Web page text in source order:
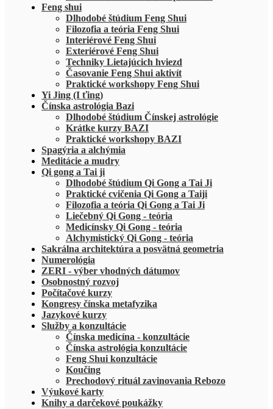
Feng shui
Dlhodobé štúdium Feng Shui
Filozofia a teória Feng Shui
Interiérové Feng Shui
Exteriérové Feng Shui
Techniky Lietajúcich hviezd
Časovanie Feng Shui aktivít
Praktické workshopy Feng Shui
Yi Jing (I ťing)
Čínska astrológia Bazi
Dlhodobé štúdium Čínskej astrológie
Krátke kurzy BAZI
Praktické workshopy BAZI
Spagýria a alchýmia
Meditácie a mudry
Qi gong a Tai ji
Dlhodobé štúdium Qi Gong a Tai Ji
Praktické cvičenia Qi Gong a Taiji
Filozofia a teória Qi Gong a Tai Ji
Liečebný Qi Gong - teória
Medicínsky Qi Gong - teória
Alchymistický Qi Gong - teória
Sakrálna architektúra a posvätná geometria
Numerológia
ZERI - výber vhodných dátumov
Osobnostný rozvoj
Počítačové kurzy
Kongresy čínska metafyzika
Jazykové kurzy
Služby a konzultácie
Čínska medicína - konzultácie
Čínska astrológia konzultácie
Feng Shui konzultácie
Koučing
Prechodový rituál zavinovania Rebozo
Výukové karty
Knihy a darčekové poukážky